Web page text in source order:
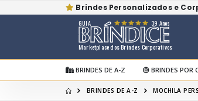
Brindes Personalizados e
Marketplace dos Brindes Corporativos
GUIA 39 Anos
BRINDES DE A-Z BRINDES POR
BRINDES DE A-Z MOCHILA